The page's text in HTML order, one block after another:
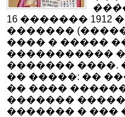
16 �������
�������
���� � �����
�����������
������� ����.
�� �����: ��
�� ����
�������
������� � ���